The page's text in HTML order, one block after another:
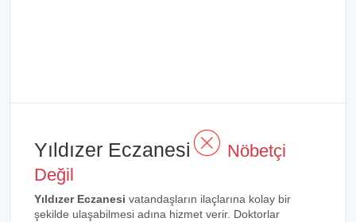
Yıldızer Eczanesi
Nöbetçi
Değil
Yıldızer Eczanesi vatandaşların ilaçlarına kolay bir
şekilde ulaşabilmesi adına hizmet verir. Doktorlar